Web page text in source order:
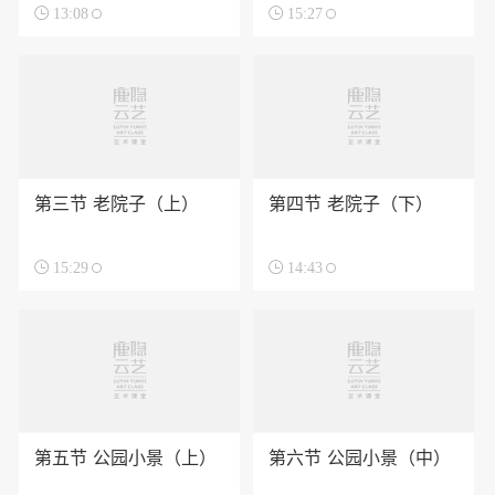
 13:08  15:27
第三节 老院子（上）
 15:29
第四节 老院子（下）
 14:43
第五节 公园小景（上） 第六节 公园小景（中）